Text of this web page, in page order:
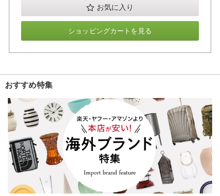
お気に入り
ショッピングカートを見る
おすすめ特集